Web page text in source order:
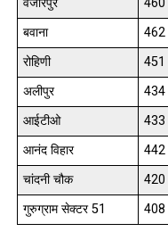
वजीरपुर 460
बवाना
462
रोहिणी
451
अलीपुर
434
आईटीओ
433
आनंद विहार
442
चांदनी चौक
420
गुरुग्राम सेक्टर 51
408